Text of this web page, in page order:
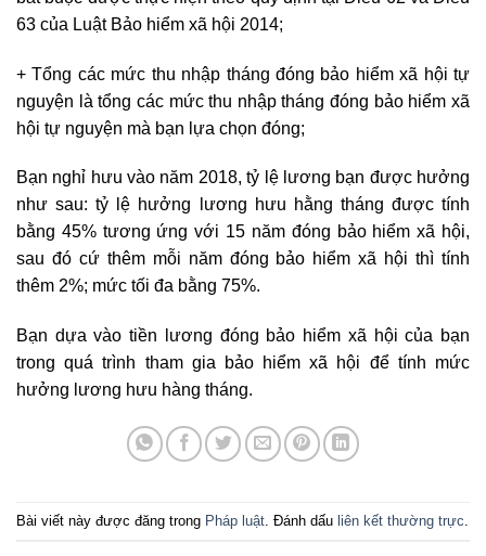
63 của Luật Bảo hiểm xã hội 2014;
+ Tổng các mức thu nhập tháng đóng bảo hiểm xã hội tự
nguyện là tổng các mức thu nhập tháng đóng bảo hiểm xã
hội tự nguyện mà bạn lựa chọn đóng;
Bạn nghỉ hưu vào năm 2018, tỷ lệ lương bạn được hưởng
như sau: tỷ lệ hưởng lương hưu hằng tháng được tính
bằng 45% tương ứng với 15 năm đóng bảo hiểm xã hội,
sau đó cứ thêm mỗi năm đóng bảo hiểm xã hội thì tính
thêm 2%; mức tối đa bằng 75%.
Bạn dựa vào tiền lương đóng bảo hiểm xã hội của bạn
trong quá trình tham gia bảo hiểm xã hội để tính mức
hưởng lương hưu hàng tháng.
Bài viết này được đăng trong Pháp luật . Đánh dấu liên kết thường trực